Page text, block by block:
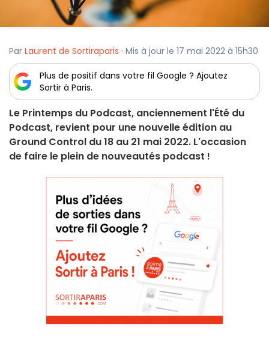
Par Laurent de Sortiraparis · Mis à jour le 17 mai 2022 à 15h30
Plus de positif dans votre fil Google ? Ajoutez
Sortir à Paris.
Le Printemps du Podcast, anciennement l'Été du
Podcast, revient pour une nouvelle édition au
Ground Control du 18 au 21 mai 2022. L'occasion
de faire le plein de nouveautés podcast !